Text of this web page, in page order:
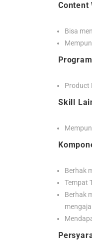
Content
Bisa
Product
Skill
Berhak
Tempat
Berhak